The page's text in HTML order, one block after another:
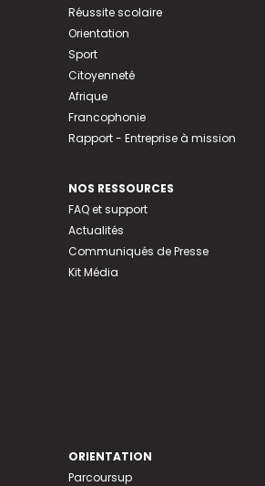
Réussite scolaire
Orientation
Sport
Citoyenneté
Afrique
Francophonie
Rapport - Entreprise à mission
NOS RESSOURCES
FAQ et support
Actualités
Communiqués de Presse
Kit Média
ORIENTATION
Parcoursup